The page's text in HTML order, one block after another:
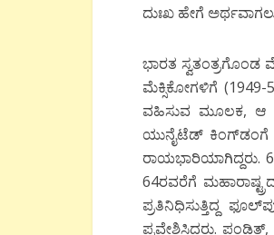
ದುಃಖ ಹೇಗೆ
ಭಾರತ
ಮೆಕ್ಸಿಕೋಗಳಿಗೆ (1949-
ವಹಿಸುವ ಮೂಲಕ, ಆ
ಯುನೈಟೆಡ್ ಕಿಂಗ್‍ಡಂಗೆ
ರಾಯಭಾರಿಯಾಗಿದ್ದರು.
64ರವರೆಗೆ
ಪ್ರತಿನಿಧಿಸುತ್ತಿದ್ದ
ಪ್ರವೇಶಿಸಿದರು.